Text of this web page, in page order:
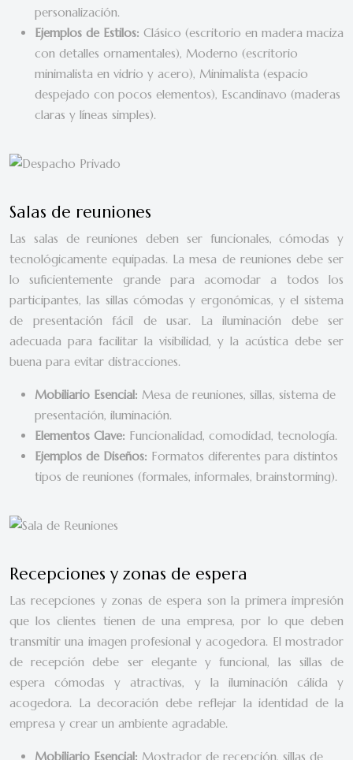
personalización.
Ejemplos de Estilos: Clásico (escritorio en madera maciza
con detalles ornamentales), Moderno (escritorio
minimalista en vidrio y acero), Minimalista (espacio
despejado con pocos elementos), Escandinavo (maderas
claras y líneas simples).
Salas de reuniones
Las salas de reuniones deben ser funcionales, cómodas y
tecnológicamente equipadas. La mesa de reuniones debe ser
lo suficientemente grande para acomodar a todos los
participantes, las sillas cómodas y ergonómicas, y el sistema
de presentación fácil de usar. La iluminación debe ser
adecuada para facilitar la visibilidad, y la acústica debe ser
buena para evitar distracciones.
Mobiliario Esencial: Mesa de reuniones, sillas, sistema de
presentación, iluminación.
Elementos Clave: Funcionalidad, comodidad, tecnología.
Ejemplos de Diseños: Formatos diferentes para distintos
tipos de reuniones (formales, informales, brainstorming).
Recepciones y zonas de espera
Las recepciones y zonas de espera son la primera impresión
que los clientes tienen de una empresa, por lo que deben
transmitir una imagen profesional y acogedora. El mostrador
de recepción debe ser elegante y funcional, las sillas de
espera cómodas y atractivas, y la iluminación cálida y
acogedora. La decoración debe reflejar la identidad de la
empresa y crear un ambiente agradable.
Mobiliario Esencial: Mostrador de recepción, sillas de